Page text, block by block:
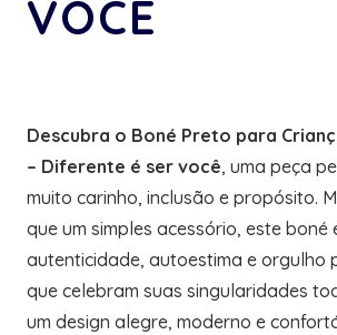
VOCÊ
Descubra o Boné Preto para
– Diferente é ser você, uma peça
muito carinho, inclusão e propósito.
que um simples acessório, este boné
autenticidade, autoestima e orgulho
que celebram suas singularidades
um design alegre, moderno e